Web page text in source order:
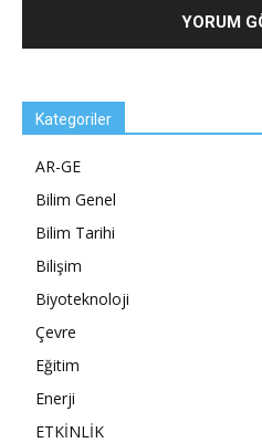
Kategoriler
AR-GE
Bilim Genel
Bilim Tarihi
Bilişim
Biyoteknoloji
Çevre
Eğitim
Enerji
ETKİNLİK